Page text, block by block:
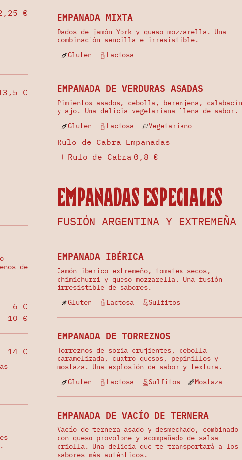
€
€
de
6 €
10 €
14 €
EMPANADA MIXTA
Dados de jamón York y queso mozzarella. Una
combinación sencilla e irresistible.
Gluten Lactosa
EMPANADA DE VERDURAS ASADAS
Pimientos asados, cebolla, berenjena, calabacín
y ajo. Una delicia vegetariana llena de sabor.
Gluten Lactosa Vegetariano
Rulo de Cabra Empanadas
Rulo de Cabra 0,8 €
Empanadas Especiales
FUSIÓN ARGENTINA Y EXTREMEÑA
EMPANADA IBÉRICA
Jamón ibérico extremeño, tomates secos,
chimichurri y queso mozzarella. Una fusión
irresistible de sabores.
Gluten Lactosa Sulfitos
EMPANADA DE TORREZNOS
Torreznos de soria crujientes, cebolla
caramelizada, cuatro quesos, pepinillos y
mostaza. Una explosión de sabor y textura.
Gluten Lactosa Sulfitos Mostaza
EMPANADA DE VACÍO DE TERNERA
Vacío de ternera asado y desmechado, combinado
con queso provolone y acompañado de salsa
criolla. Una delicia que te transportará a los
sabores más auténticos.